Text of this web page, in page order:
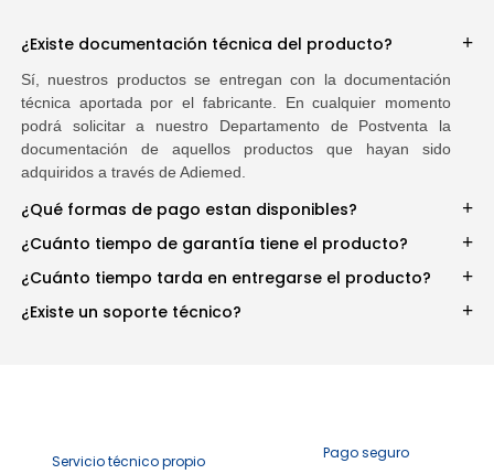
¿Existe documentación técnica del producto?
Sí, nuestros productos se entregan con la documentación
técnica aportada por el fabricante. En cualquier momento
podrá solicitar a nuestro Departamento de Postventa la
documentación de aquellos productos que hayan sido
adquiridos a través de Adiemed.
¿Qué formas de pago estan disponibles?
¿Cuánto tiempo de garantía tiene el producto?
¿Cuánto tiempo tarda en entregarse el producto?
¿Existe un soporte técnico?
Servicio técnico propio Pago seguro